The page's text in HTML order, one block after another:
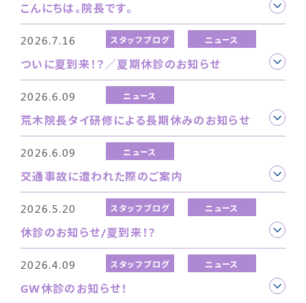
こんにちは。院長です。
2026.7.16 スタッフブログ ニュース
ついに夏到来！？／夏期休診のお知らせ
2026.6.09 ニュース
荒木院長タイ研修による長期休みのお知らせ
2026.6.09 ニュース
交通事故に遭われた際のご案内
2026.5.20 スタッフブログ ニュース
休診のお知らせ/夏到来！？
2026.4.09 スタッフブログ ニュース
GW休診のお知らせ！